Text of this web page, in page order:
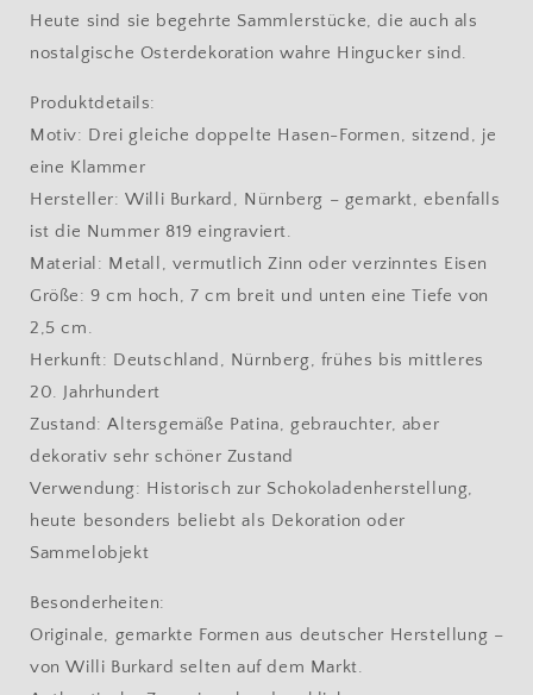
Heute sind sie begehrte Sammlerstücke, die auch als
nostalgische Osterdekoration wahre Hingucker sind.
Produktdetails:
Motiv: Drei gleiche doppelte Hasen-Formen, sitzend, je
eine Klammer
Hersteller: Willi Burkard, Nürnberg – gemarkt, ebenfalls
ist die Nummer 819 eingraviert.
Material: Metall, vermutlich Zinn oder verzinntes Eisen
Größe: 9 cm hoch, 7 cm breit und unten eine Tiefe von
2,5 cm.
Herkunft: Deutschland, Nürnberg, frühes bis mittleres
20. Jahrhundert
Zustand: Altersgemäße Patina, gebrauchter, aber
dekorativ sehr schöner Zustand
Verwendung: Historisch zur Schokoladenherstellung,
heute besonders beliebt als Dekoration oder
Sammelobjekt
Besonderheiten:
Originale, gemarkte Formen aus deutscher Herstellung –
von Willi Burkard selten auf dem Markt.